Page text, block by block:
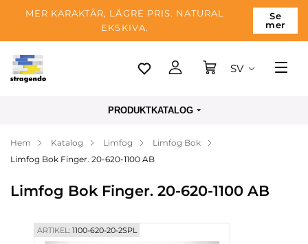
MER KARAKTÄR, LÄGRE PRIS. NATURAL
EKSKIVA.
Se
mer
Tallinn
Betalning
Blogg
Kontakter
SV
PRODUKTKATALOG
Hem Katalog Limfog
Limfog Bok
Limfog Bok Finger. 20-620-1100 AB
Limfog Bok Finger. 20-620-1100 AB
ARTIKEL:1100-620-20-2SPL